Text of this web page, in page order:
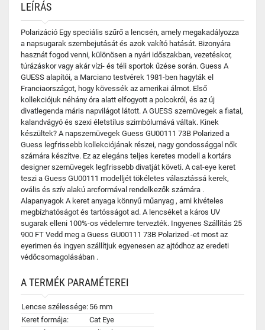
LEÍRÁS
Polarizáció Egy speciális szűrő a lencsén, amely megakadályozza
a napsugarak szembejutását és azok vakító hatását. Bizonyára
hasznát fogod venni, különösen a nyári időszakban, vezetéskor,
túrázáskor vagy akár vízi- és téli sportok űzése során. Guess A
GUESS alapítói, a Marciano testvérek 1981-ben hagyták el
Franciaországot, hogy kövessék az amerikai álmot. Első
kollekciójuk néhány óra alatt elfogyott a polcokról, és az új
divatlegenda máris napvilágot látott. A GUESS szemüvegek a fiatal,
kalandvágyó és szexi életstílus szimbólumává váltak. Kinek
készültek? A napszemüvegek Guess GU00111 73B Polarized a
Guess legfrissebb kollekciójának részei, nagy gondossággal nők
számára készítve. Ez az elegáns teljes keretes modell a kortárs
designer szemüvegek legfrissebb divatját követi. A cat-eye keret
teszi a Guess GU00111 modelljét tökéletes választássá kerek,
ovális és szív alakú arcformával rendelkezők számára .
Alapanyagok A keret anyaga könnyű műanyag , ami kivételes
megbízhatóságot és tartósságot ad. A lencséket a káros UV
sugarak elleni 100%-os védelemre tervezték. Ingyenes Szállítás 25
900 FT Vedd meg a Guess GU00111 73B Polarized -et most az
eyerimen és ingyen szállítjuk egyenesen az ajtódhoz az eredeti
védőcsomagolásában .
A TERMÉK PARAMÉTEREI
Lencse szélessége: 56 mm
Keret formája:
Cat Eye